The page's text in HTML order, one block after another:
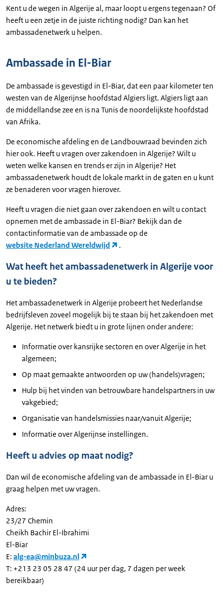
Kent u de wegen in Algerije al, maar loopt u ergens tegenaan? Of
heeft u een zetje in de juiste richting nodig? Dan kan het
ambassadenetwerk u helpen.
Ambassade in El-Biar
De ambassade is gevestigd in El-Biar, dat een paar kilometer ten
westen van de Algerijnse hoofdstad Algiers ligt. Algiers ligt aan
de middellandse zee en is na Tunis de noordelijkste hoofdstad
van Afrika.
De economische afdeling en de Landbouwraad bevinden zich
hier ook. Heeft u vragen over zakendoen in Algerije? Wilt u
weten welke kansen en trends er zijn in Algerije? Het
ambassadenetwerk houdt de lokale markt in de gaten en u kunt
ze benaderen voor vragen hierover.
Heeft u vragen die niet gaan over zakendoen en wilt u contact
opnemen met de ambassade in El-Biar? Bekijk dan de
contactinformatie van de ambassade op de
website Nederland Wereldwijd
.
Wat heeft het ambassadenetwerk in Algerije voor
u te bieden?
Het ambassadenetwerk in Algerije probeert het Nederlandse
bedrijfsleven zoveel mogelijk bij te staan bij het zakendoen met
Algerije. Het netwerk biedt u in grote lijnen onder andere:
Informatie over kansrijke sectoren en over Algerije in het
algemeen;
Op maat gemaakte antwoorden op uw (handels)vragen;
Hulp bij het vinden van betrouwbare handelspartners in uw
vakgebied;
Organisatie van handelsmissies naar/vanuit Algerije;
Informatie over Algerijnse instellingen.
Heeft u advies op maat nodig?
Dan wil de economische afdeling van de ambassade in El-Biar u
graag helpen met uw vragen.
Adres:
23/27 Chemin
Cheikh Bachir El-Ibrahimi
El-Biar
E: alg-ea@minbuza.nl
T: +213 23 05 28 47 (24 uur per dag, 7 dagen per week
bereikbaar)